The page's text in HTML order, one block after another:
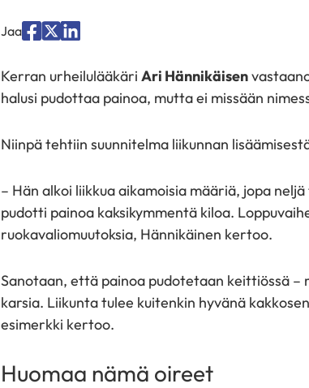
Jaa
palvelussa
"Facebook"
palvelussa
palvelussa
"LinkedIn"
Kerran urheilulääkäri Ari Hännikäisen
halusi pudottaa painoa, mutta ei missään
Niinpä tehtiin suunnitelma liikunnan
– Hän alkoi liikkua aikamoisia määriä, jopa
pudotti painoa kaksikymmentä kiloa.
ruokavaliomuutoksia, Hännikäinen kertoo.
Sanotaan, että painoa pudotetaan keittiössä –
karsia. Liikunta tulee kuitenkin hyvänä
esimerkki kertoo.
Huomaa nämä oireet